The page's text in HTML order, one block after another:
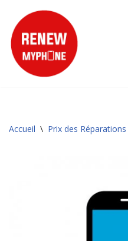
Aller
au
contenu
Accueil \ Prix des Réparations